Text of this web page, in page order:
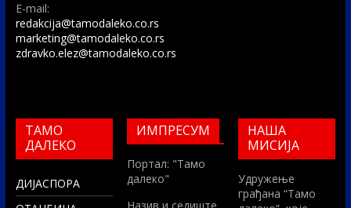
E-mail:
redakcija@tamodaleko.co.rs
marketing@tamodaleko.co.rs
zdravko.elez@tamodaleko.co.rs
ТАМО
ДАЛЕКО
ДИЈАСПОРА
ИМПРЕСУМ
Портал: "Тамо
далеко"
НАША
МИСИЈА
Удружење
грађана “Тамо